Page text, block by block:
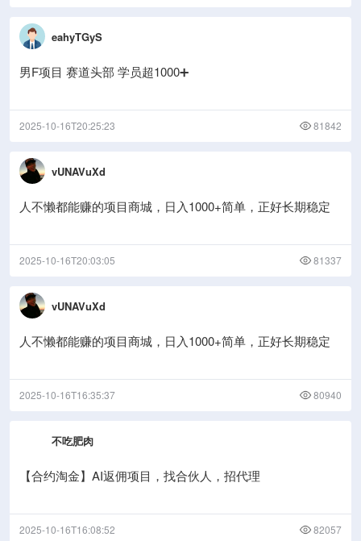
eahyTGyS
男F项目 赛道头部 学员超1000➕
2025-10-16T20:25:23 81842
vUNAVuXd
人不懒都能赚的项目商城，日入1000+简单，正好长期稳定
2025-10-16T20:03:05 81337
vUNAVuXd
人不懒都能赚的项目商城，日入1000+简单，正好长期稳定
2025-10-16T16:35:37 80940
不吃肥肉
【合约淘金】AI返佣项目，找合伙人，招代理
2025-10-16T16:08:52 82057